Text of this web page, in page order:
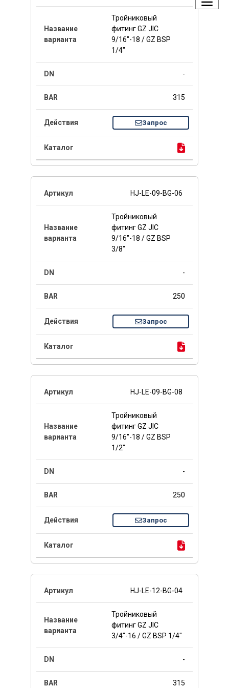
Тройниковый
фитинг GZ JIC
9/16"-18 / GZ BSP
1/4"
-
315
Запрос
HJ-LE-09-BG-06
Тройниковый
фитинг GZ JIC
9/16"-18 / GZ BSP
3/8"
-
250
Запрос
HJ-LE-09-BG-08
Тройниковый
фитинг GZ JIC
9/16"-18 / GZ BSP
1/2"
-
250
Запрос
HJ-LE-12-BG-04
Тройниковый
фитинг GZ JIC
3/4"-16 / GZ BSP 1/4"
-
315